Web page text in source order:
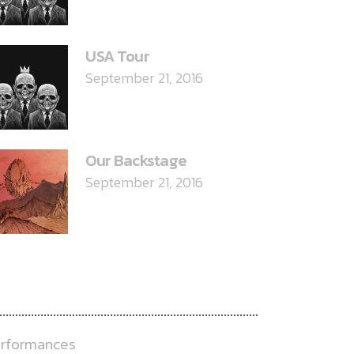
USA Tour
September 21, 2016
Our Backstage
September 21, 2016